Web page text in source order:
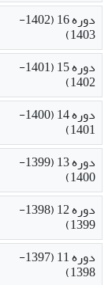
دوره 16 (1402-
1403)
دوره 15 (1401-
1402)
دوره 14 (1400-
1401)
دوره 13 (1399-
1400)
دوره 12 (1398-
1399)
دوره 11 (1397-
1398)